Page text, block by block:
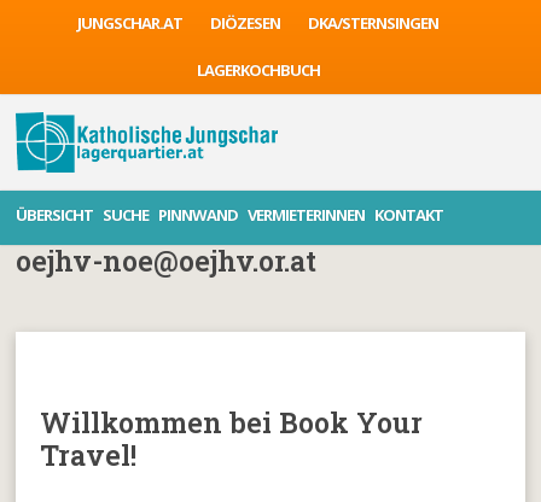
JUNGSCHAR.AT DIÖZESEN DKA/STERNSINGEN
LAGERKOCHBUCH
ÜBERSICHT SUCHE PINNWAND VERMIETERINNEN KONTAKT
oejhv-noe@oejhv.or.at
Willkommen bei Book Your
Travel!